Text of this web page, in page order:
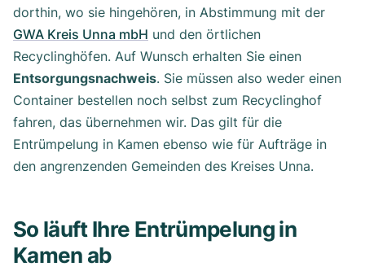
dorthin, wo sie hingehören, in Abstimmung mit der
GWA Kreis Unna mbH und den örtlichen
Recyclinghöfen. Auf Wunsch erhalten Sie einen
Entsorgungsnachweis. Sie müssen also weder einen
Container bestellen noch selbst zum Recyclinghof
fahren, das übernehmen wir. Das gilt für die
Entrümpelung in Kamen ebenso wie für Aufträge in
den angrenzenden Gemeinden des Kreises Unna.
So läuft Ihre Entrümpelung in
Kamen ab